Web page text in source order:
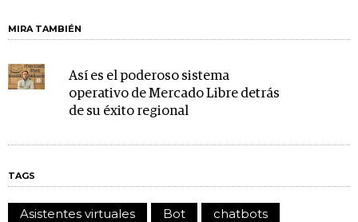
MIRA TAMBIÉN
Así es el poderoso sistema
operativo de Mercado Libre detrás
de su éxito regional
TAGS
Asistentes virtuales Bot
chatbots